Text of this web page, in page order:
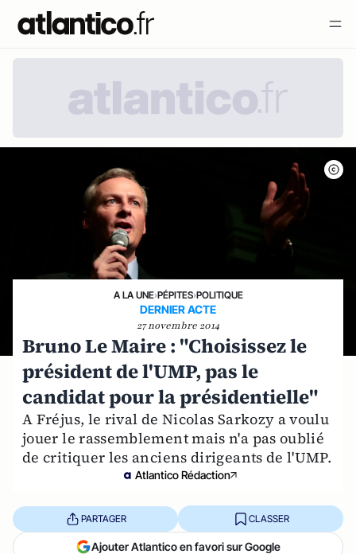
A LA UNE›PÉPITES›POLITIQUE
DERNIER ACTE
27 novembre 2014
Bruno Le Maire : "Choisissez le
président de l'UMP, pas le
candidat pour la présidentielle"
A Fréjus, le rival de Nicolas Sarkozy a voulu
jouer le rassemblement mais n'a pas oublié
de critiquer les anciens dirigeants de l'UMP.
Atlantico Rédaction
PARTAGER CLASSER
Ajouter Atlantico en favori sur Google